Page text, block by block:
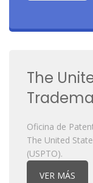
The
Oficina de
The United
(USPTO).
VER MÁS